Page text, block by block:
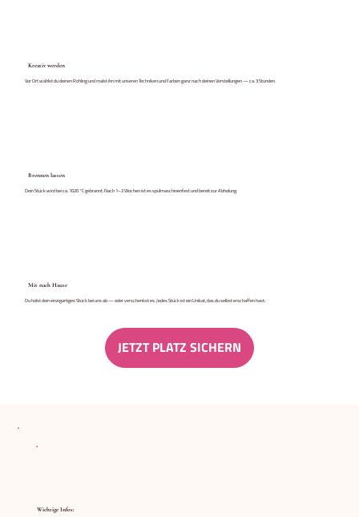
Kreativ werden
Vor Ort wählst du deinen Rohling und malst ihn mit unseren Techniken und Farben ganz nach deinen Vorstellungen — ca. 3 Stunden.
Brennen lassen
Dein Stück wird bei ca. 1020 °C gebrannt. Nach 1–2 Wochen ist es spülmaschinenfest und bereit zur Abholung.
Mit nach Hause
Du holst dein einzigartiges Stück bei uns ab — oder verschenkst es. Jedes Stück ist ein Unikat, das du selbst erschaffen hast.
JETZT PLATZ SICHERN
Wichtige Infos: